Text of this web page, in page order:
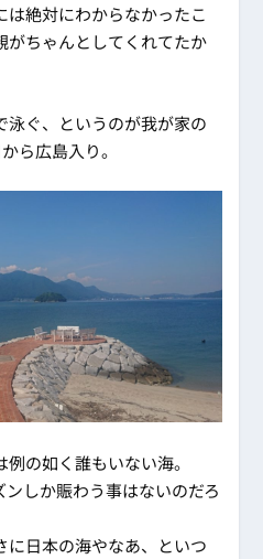
は絶対にわからなかったこ
がちゃんとしてくれてたか
泳ぐ、というのが我が家の
ら広島入り。
の如く誰もいない海。
しか賑わう事はないのだろ
に日本の海やなあ、といつ